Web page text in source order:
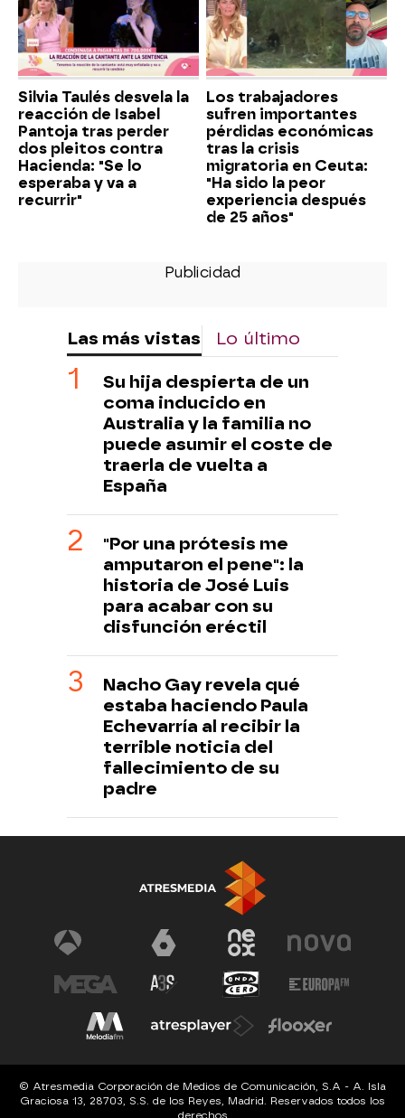
Silvia Taulés desvela la
reacción de Isabel
Pantoja tras perder
dos pleitos contra
Hacienda: "Se lo
esperaba y va a
recurrir"
Los trabajadores
sufren importantes
pérdidas económicas
tras la crisis
migratoria en Ceuta:
"Ha sido la peor
experiencia después
de 25 años"
Las más vistas Lo último
Su hija despierta de un
coma inducido en
Australia y la familia no
puede asumir el coste de
traerla de vuelta a
España
"Por una prótesis me
amputaron el pene": la
historia de José Luis
para acabar con su
disfunción eréctil
Nacho Gay revela qué
estaba haciendo Paula
Echevarría al recibir la
terrible noticia del
fallecimiento de su
padre
© Atresmedia Corporación de Medios de Comunicación, S.A - A. Isla
Graciosa 13, 28703, S.S. de los Reyes, Madrid. Reservados todos los
derechos